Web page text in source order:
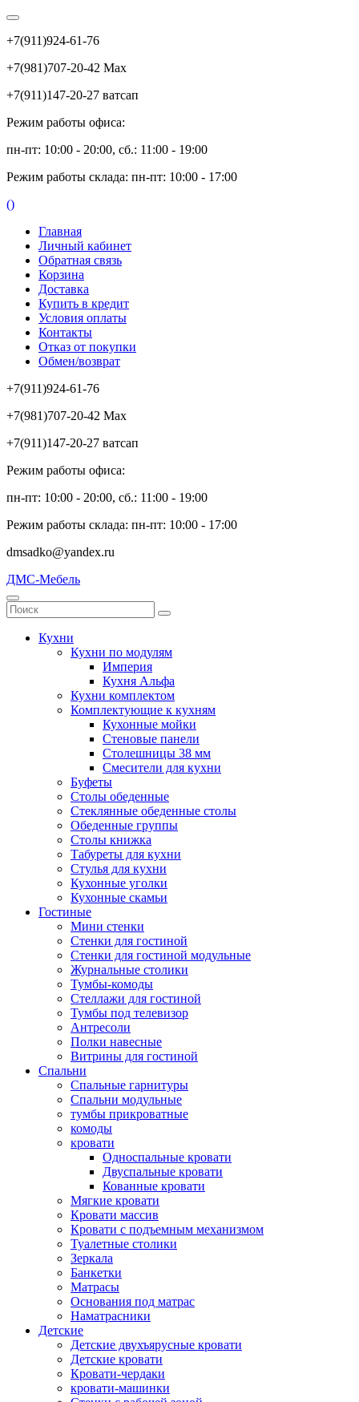
+7(911)924-61-76
+7(981)707-20-42 Max
+7(911)147-20-27 ватсап
Режим работы офиса:
пн-пт: 10:00 - 20:00, сб.: 11:00 - 19:00
Режим работы склада: пн-пт: 10:00 - 17:00
()
Главная
Личный кабинет
Обратная связь
Корзина
Доставка
Купить в кредит
Условия оплаты
Контакты
Отказ от покупки
Обмен/возврат
+7(911)924-61-76
+7(981)707-20-42 Max
+7(911)147-20-27 ватсап
Режим работы офиса:
пн-пт: 10:00 - 20:00, сб.: 11:00 - 19:00
Режим работы склада: пн-пт: 10:00 - 17:00
dmsadko@yandex.ru
ДМС-Мебель
Кухни
Кухни по модулям
Империя
Кухня Альфа
Кухни комплектом
Комплектующие к кухням
Кухонные мойки
Стеновые панели
Столешницы 38 мм
Смесители для кухни
Буфеты
Столы обеденные
Стеклянные обеденные столы
Обеденные группы
Столы книжка
Табуреты для кухни
Стулья для кухни
Кухонные уголки
Кухонные скамьи
Гостиные
Мини стенки
Стенки для гостиной
Стенки для гостиной модульные
Журнальные столики
Тумбы-комоды
Стеллажи для гостиной
Тумбы под телевизор
Антресоли
Полки навесные
Витрины для гостиной
Спальни
Спальные гарнитуры
Спальни модульные
тумбы прикроватные
комоды
кровати
Односпальные кровати
Двуспальные кровати
Кованные кровати
Мягкие кровати
Кровати массив
Кровати с подъемным механизмом
Туалетные столики
Зеркала
Банкетки
Матрасы
Основания под матрас
Наматрасники
Детские
Детские двухъярусные кровати
Детские кровати
Кровати-чердаки
кровати-машинки